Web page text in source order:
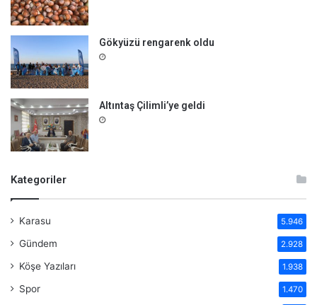
Gökyüzü rengarenk oldu
Altıntaş Çilimli’ye geldi
Kategoriler
Karasu 5.946
Gündem 2.928
Köşe Yazıları 1.938
Spor 1.470